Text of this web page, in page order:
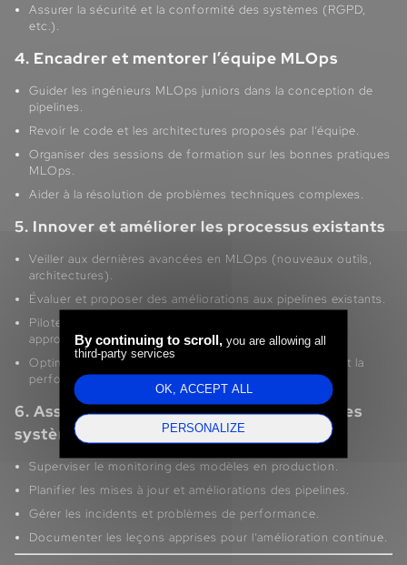
Assurer la sécurité et la conformité des systèmes (RGPD,
etc.).
4. Encadrer et mentorer l’équipe MLOps
Guider les ingénieurs MLOps juniors dans la conception de
pipelines.
Revoir le code et les architectures proposés par l’équipe.
Organiser des sessions de formation sur les bonnes pratiques
MLOps.
Aider à la résolution de problèmes techniques complexes.
5. Innover et améliorer les processus existants
Veiller aux dernières avancées en MLOps (nouveaux outils,
architectures).
Évaluer et proposer des améliorations aux pipelines existants.
Piloter des PoC techniques pour valider de nouvelles
approches.
Optimiser les coûts d’infrastructure tout en maintenant la
performance.
6. Assurer la maintenance et l’évolution des
systèmes
Superviser le monitoring des modèles en production.
Planifier les mises à jour et améliorations des pipelines.
Gérer les incidents et problèmes de performance.
Documenter les leçons apprises pour l’amélioration continue.
By continuing to scroll, you are allowing all
third-party services
OK, ACCEPT ALL
PERSONALIZE